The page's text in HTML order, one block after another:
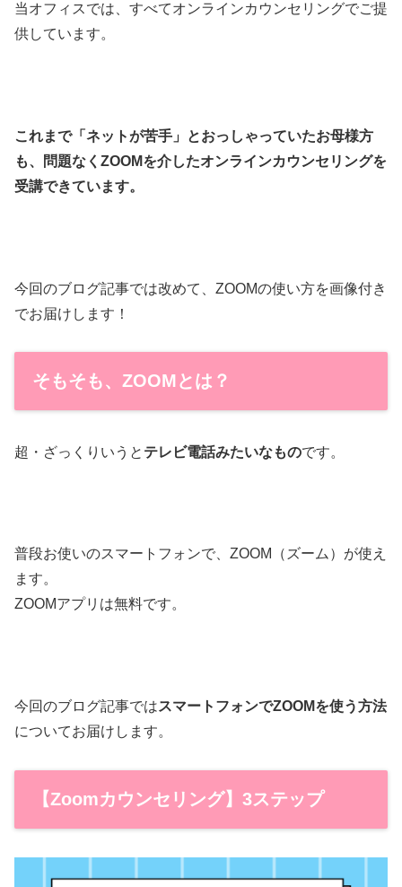
当オフィスでは、すべてオンラインカウンセリングでご提
供しています。
これまで「ネットが苦手」とおっしゃっていたお母様方
も、問題なくZOOMを介したオンラインカウンセリングを
受講できています。
今回のブログ記事では改めて、ZOOMの使い方を画像付き
でお届けします！
そもそも、ZOOMとは？
超・ざっくりいうと テレビ電話みたいなものです。
普段お使いのスマートフォンで、ZOOM（ズーム）が使え
ます。
ZOOMアプリは無料です。
今回のブログ記事ではスマートフォンでZOOMを使う方法
についてお届けします。
【Zoomカウンセリング】3ステップ